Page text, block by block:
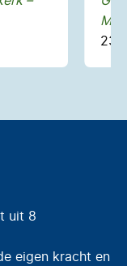
23
uit 8
eigen kracht en